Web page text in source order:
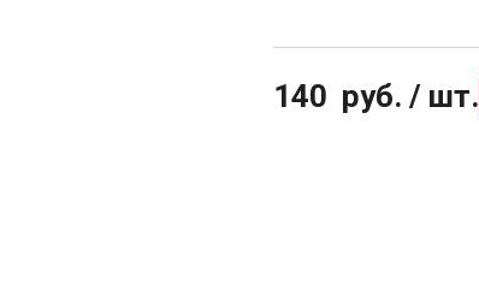
140 руб. / шт.